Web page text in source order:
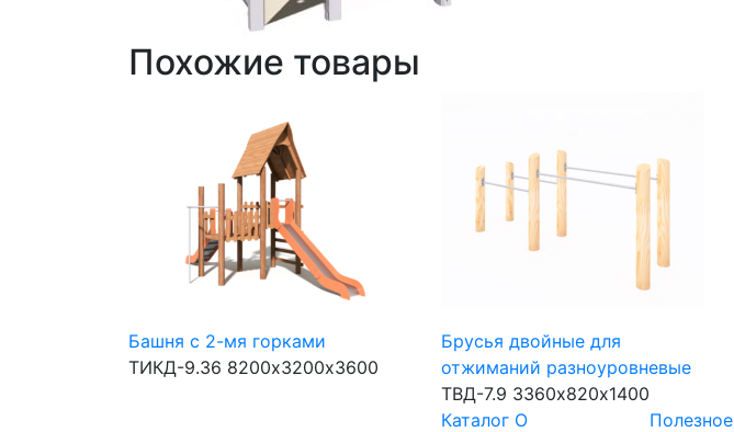
Похожие товары
Башня с 2-мя горками
ТИКД-9.36 8200х3200х3600
Брусья двойные для
отжиманий разноуровневые
ТВД-7.9 3360х820х1400
Каталог О Полезное